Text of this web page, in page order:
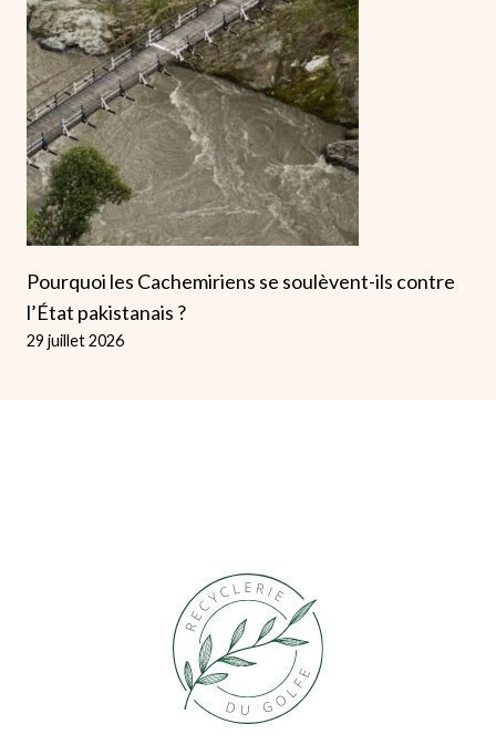
Pourquoi les Cachemiriens se soulèvent-ils contre
l’État pakistanais ?
29 juillet 2026